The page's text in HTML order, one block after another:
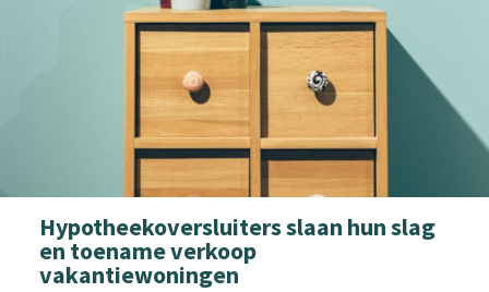
Hypotheekoversluiters slaan hun slag
en toename verkoop
vakantiewoningen